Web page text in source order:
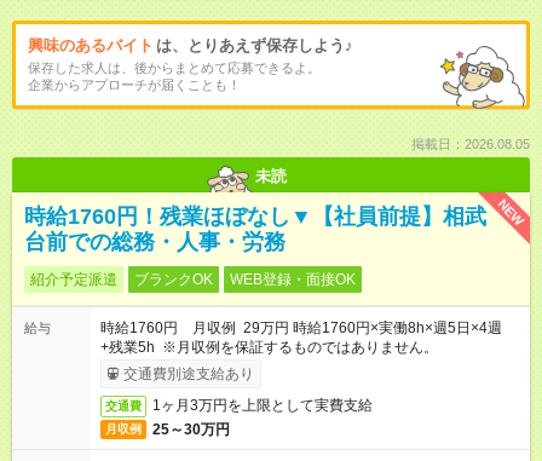
興味のあるバイト は、とりあえず保存しよう♪
保存した求人は、後からまとめて応募できるよ。
企業からアプローチが届くことも！
掲載日：2026.08.05
未読
NEW
時給1760円！残業ほぼなし▼【社員前提】相武
台前での総務・人事・労務
紹介予定派遣 ブランクOK WEB登録・面接OK
給与
時給1760円 月収例 29万円 時給1760円×実働8h×週5日×4週
+残業5h ※月収例を保証するものではありません。
交通費別途支給あり
交通費 1ヶ月3万円を上限として実費支給
月収例 25～30万円